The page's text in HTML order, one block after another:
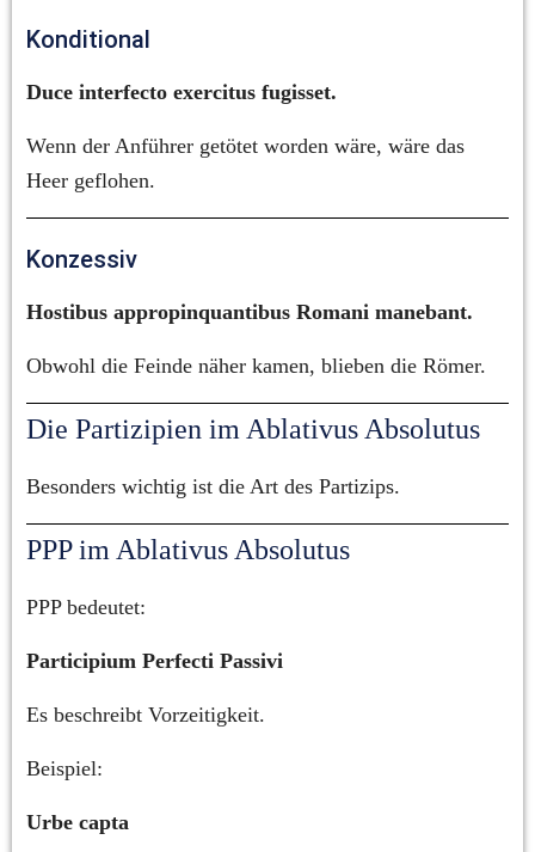
Konditional
Duce interfecto exercitus fugisset.
Wenn der Anführer getötet worden wäre, wäre das
Heer geflohen.
Konzessiv
Hostibus appropinquantibus Romani manebant.
Obwohl die Feinde näher kamen, blieben die Römer.
Die Partizipien im Ablativus Absolutus
Besonders wichtig ist die Art des Partizips.
PPP im Ablativus Absolutus
PPP bedeutet:
Participium Perfecti Passivi
Es beschreibt Vorzeitigkeit.
Beispiel:
Urbe capta